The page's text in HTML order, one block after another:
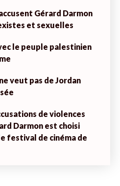
Gérard Darmon
et sexuelles
le peuple palestinien
veut pas de Jordan
de violences
Darmon est choisi
festival de cinéma de